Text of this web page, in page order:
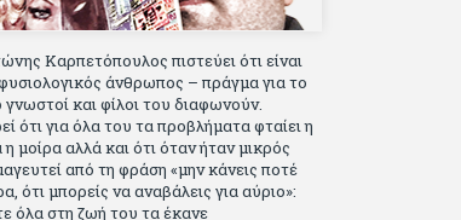
Καρπετόπουλος πιστεύει ότι είναι
άνθρωπος – πράγμα για το
γνωστοί και φίλοι του διαφωνούν.
ότι για όλα του τα προβλήματα φταίει η
η μοίρα αλλά και ότι όταν ήταν μικρός
από τη φράση «μην κάνεις ποτέ
ότι μπορείς να αναβάλεις για αύριο»:
όλα στη ζωή του τα έκανε